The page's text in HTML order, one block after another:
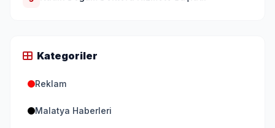
Kategoriler
Reklam
Malatya Haberleri